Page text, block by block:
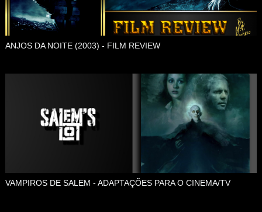
ANJOS DA NOITE (2003) - FILM REVIEW
VAMPIROS DE SALEM - ADAPTAÇÕES PARA O CINEMA/TV